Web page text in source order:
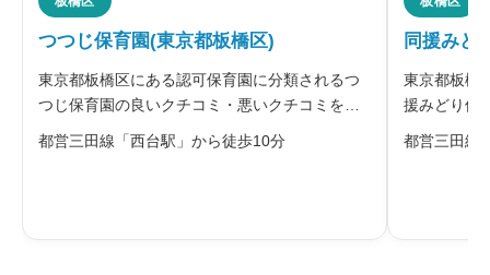
※本名や誤解される名前の使用はご遠慮ください。
つつじ保育園(東京都板橋区)
東京都板橋区にある認可保育園に分類されるつ
つじ保育園の良いクチコミ・悪いクチコミを合
わせて評判をご紹介します。
都営三田線「西台駅」から徒歩10分
同援みど
東京都板橋
援みどり保
を合わせて
都営三田線